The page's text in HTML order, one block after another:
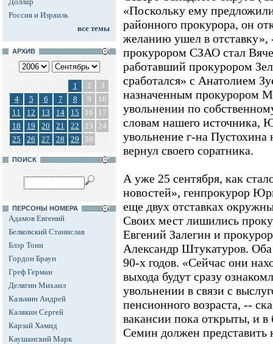
Россия и Израиль
все темы
АРХИВ
1 2
3
4
5 6 7 8 9
10
11
12 13 14 15 16
17
18
19 20 21 22 23 24
25
26 27 28 29 30
ПОИСК
ПЕРСОНЫ НОМЕРА
Адамов Евгений
Белковский Станислав
Блэр Тони
Гордон Браун
Греф Герман
Делягин Михаил
Казьмин Андрей
Калякин Сергей
Карзай Хамид
Каушанский Марк
«Поскольку ему
районного прокурора, он
желанию ушел в отставку»,
прокурором СЗАО стал
работавший прокурором
сработался» с Анатолием
назначенным прокурором
увольнении по
словам нашего источника,
увольнение г-на
вернул своего соратника.
А уже 25 сентября, как
новостей», генпрокурор
еще двух отставках
Своих мест лишились
Евгений Залегин и
Александр Штукатуров.
90-х годов. «Сейчас они
выхода будут сразу
увольнении в связи с
пенсионного возраста, --
вакансии пока открыты, и
Семин должен представить